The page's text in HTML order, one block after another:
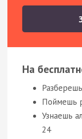
На
Поймешь
Узнаешь
24